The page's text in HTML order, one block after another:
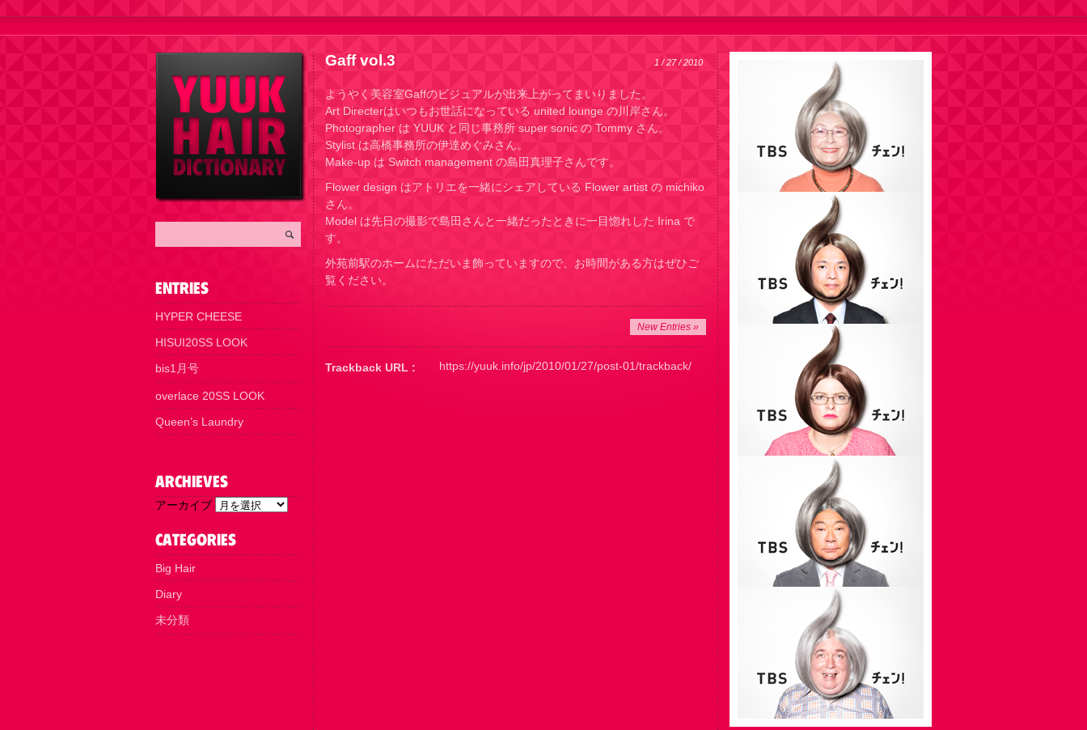
HYPER CHEESE
HISUI20SS LOOK
bis1月号
overlace 20SS LOOK
Queen’s Laundry
アーカイブ
Big Hair
Diary
未分類
Gaff vol.3 1 / 27 / 2010
ようやく美容室Gaffのビジュアルが出来上がってまいりました。
Art Directerはいつもお世話になっている united lounge の川岸さん。
Photographer は YUUK と同じ事務所 super sonic の Tommy さん。
Stylist は高橋事務所の伊達めぐみさん。
Make-up は Switch management の島田真理子さんです。
Flower design はアトリエを一緒にシェアしている Flower artist の michiko
さん。
Model は先日の撮影で島田さんと一緒だったときに一目惚れした Irina で
す。
外苑前駅のホームにただいま飾っていますので、お時間がある方はぜひご
覧ください。
New Entries »
Trackback URL : https://yuuk.info/jp/2010/01/27/post-01/trackback/